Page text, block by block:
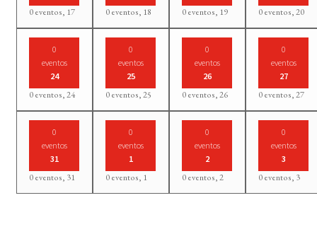
0 eventos, 17 0 eventos, 18 0 eventos, 19 0 eventos,20
0
eventos
24
0 eventos,24
0
eventos
25
0 eventos,25
0
eventos
26
0 eventos,26
0
eventos
27
0 eventos,27
0
eventos
31
0 eventos, 31
0
eventos
1
0 eventos, 1
0
eventos
2
0 eventos,2
0
eventos
3
0 eventos, 3